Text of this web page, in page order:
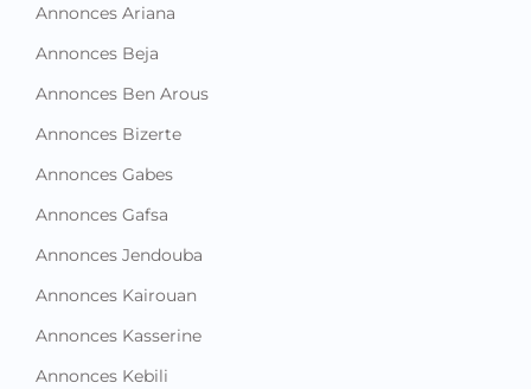
Annonces Ariana
Annonces Beja
Annonces Ben Arous
Annonces Bizerte
Annonces Gabes
Annonces Gafsa
Annonces Jendouba
Annonces Kairouan
Annonces Kasserine
Annonces Kebili